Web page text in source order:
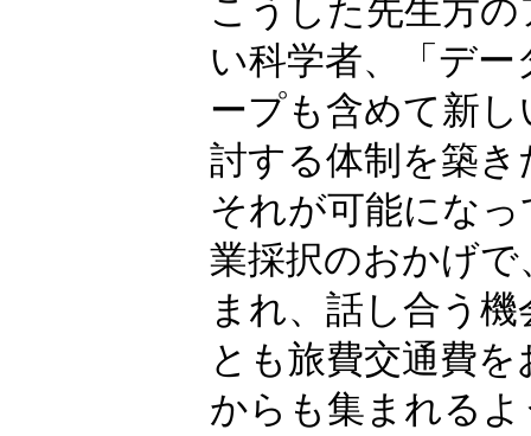
こうした先生方
い科学者、「デ
ープも含めて新
討する体制を築
それが可能にな
業採択のおかげ
まれ、話し合う
とも旅費交通費
からも集まれる